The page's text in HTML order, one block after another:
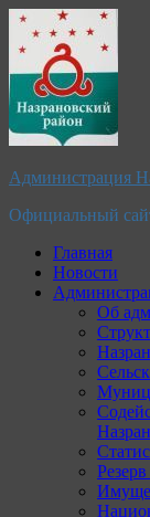
Перейти
содержимому
Администрация
Официальный
Главная
Новости
Об